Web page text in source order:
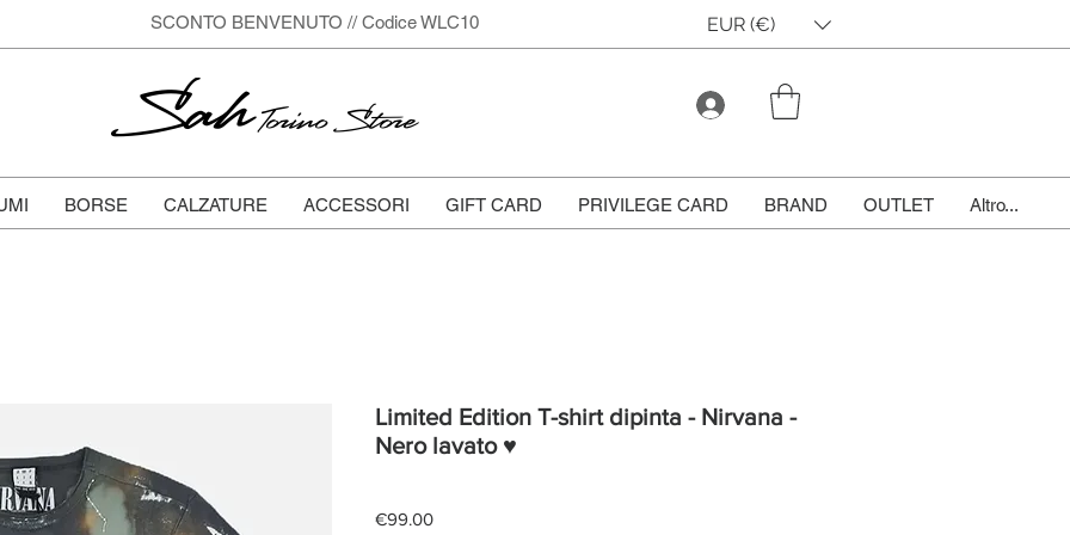
SCONTO BENVENUTO // Codice WLC10 EUR (€)
SahTorino Store
BORSE CALZATURE ACCESSORI GIFT CARD PRIVILEGE CARD BRAND OUTLET Altro...
Limited Edition T-shirt dipinta - Nirvana -
Nero lavato ♥
€99.00Price